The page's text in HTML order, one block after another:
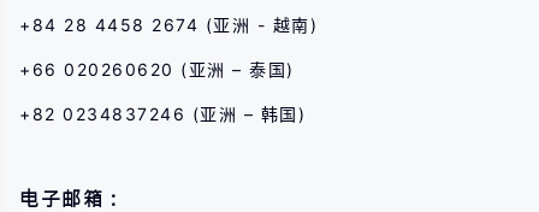
+84 28 4458 2674 (亚洲 - 越南)
+66 020260620 (亚洲 – 泰国)
+82 0234837246 (亚洲 – 韩国)
电子邮箱：